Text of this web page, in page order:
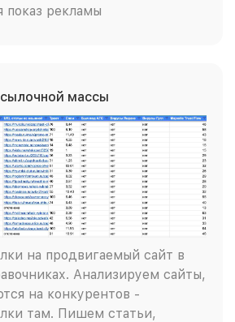
показ рекламы
массы
на продвигаемый сайт в
Анализируем сайты,
на конкурентов -
там. Пишем статьи,